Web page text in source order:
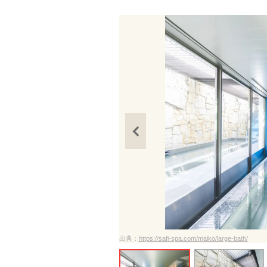
出典： https://safi-spa.com/maiko/large-bath/